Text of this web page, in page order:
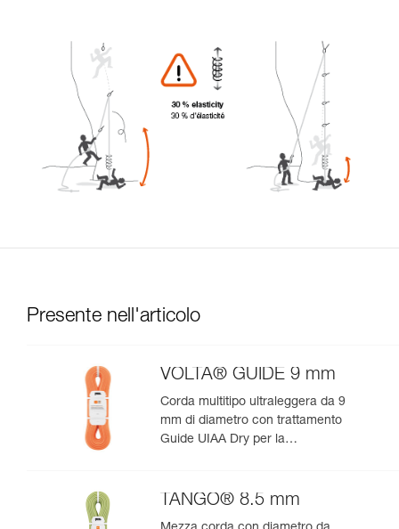
Presente nell'articolo
VOLTA® GUIDE 9 mm
Corda multitipo ultraleggera da 9
mm di diametro con trattamento
Guide UIAA Dry per la
TANGO® 8.5 mm